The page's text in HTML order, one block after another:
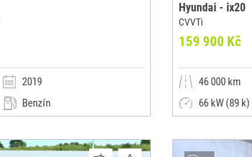
2019
Benzín
Hyundai - ix20
CVVTi
159 900 Kč
46 000 km
66 kW (89 k)
AUTO J&E s.r.o.